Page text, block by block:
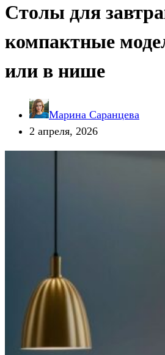
Столы для
компактные
или в нише
Марина Саранцева
2 апреля, 2026